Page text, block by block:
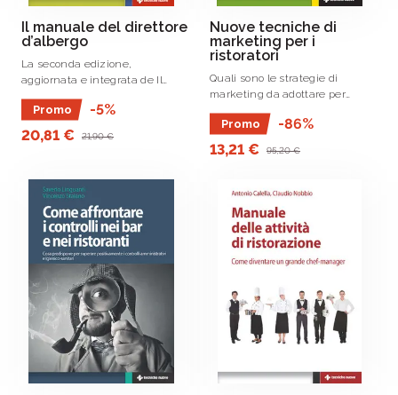
Il manuale del direttore
d’albergo
La seconda edizione,
aggiornata e integrata de Il
manuale del direttore d’albergo
è un utile strumento per
comprendere la complessità di
questa figura centrale nel
Promo
-5%
20,81 €
21,90 €
Nuove tecniche di
marketing per i
ristoratori
Quali sono le strategie di
marketing da adottare per
avere successo nel campo della
ristorazione? Qual è il percorso
ideale da seguire, non solo per
fidelizzare i clienti, ma
Promo
-86%
13,21 €
95,20 €